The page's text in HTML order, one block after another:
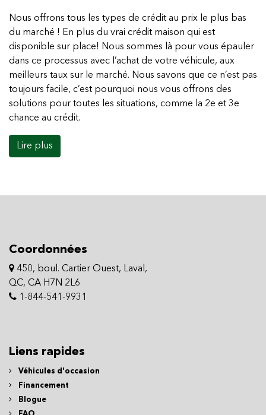
Nous offrons tous les types de crédit au prix le plus bas
du marché ! En plus du vrai crédit maison qui est
disponible sur place! Nous sommes là pour vous épauler
dans ce processus avec l’achat de votre véhicule, aux
meilleurs taux sur le marché. Nous savons que ce n’est pas
toujours facile, c’est pourquoi nous vous offrons des
solutions pour toutes les situations, comme la 2e et 3e
chance au crédit.
Lire plus
Coordonnées
450, boul. Cartier Ouest, Laval,
QC, CA H7N 2L6
1-844-541-9931
Liens rapides
Véhicules d'occasion
Financement
Blogue